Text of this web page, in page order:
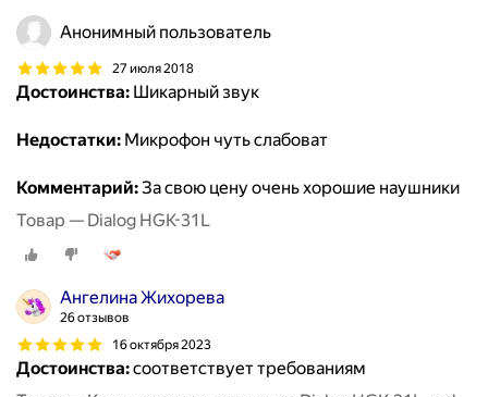
Анонимный пользователь
27 июля 2018
Достоинства: Шикарный звук
Недостатки: Микрофон чуть слабоват
Комментарий:За свою цену очень хорошие наушники
Товар — Dialog HGK-31L
Ангелина Жихорева
26 отзывов
16 октября 2023
Достоинства:соответствует требованиям